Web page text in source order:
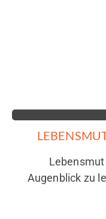
Augenblick zu